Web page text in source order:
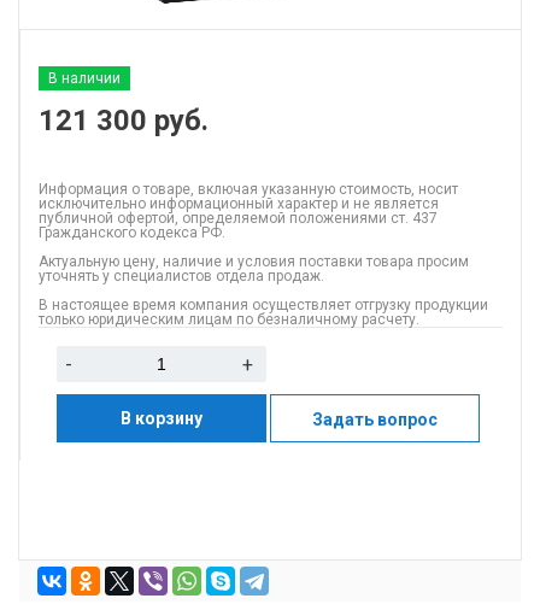
В наличии
121 300 руб.
Информация о товаре, включая указанную стоимость, носит
исключительно информационный характер и не является
публичной офертой, определяемой положениями ст. 437
Гражданского кодекса РФ.
Актуальную цену, наличие и условия поставки товара просим
уточнять у специалистов отдела продаж.
В настоящее время компания осуществляет отгрузку продукции
только юридическим лицам по безналичному расчету.
- +
В корзину Задать вопрос